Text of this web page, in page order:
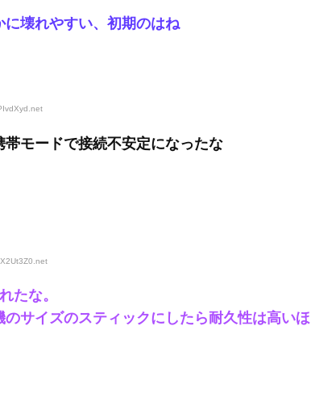
壊れやすい、初期のはね
.net
モードで接続不安定になったな
.net
たな。
サイズのスティックにしたら耐久性は高いほ